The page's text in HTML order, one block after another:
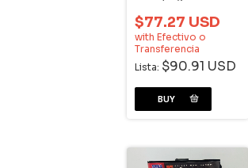
$77.27 USD
with Efectivo o
Transferencia
Lista: $90.91 USD